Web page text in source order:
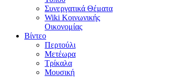
Συνεργατικά Θέματα
Wiki Κοινωνικής
Οικονομίας
Βίντεο
Περτούλι
Μετέωρα
Τρίκαλα
Μουσική